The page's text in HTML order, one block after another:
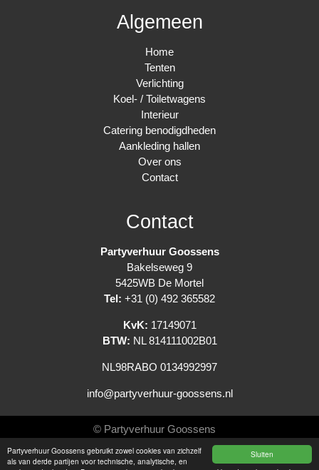
Sluiten
Partyverhuur Goossens gebruikt zowel cookies van zichzelf
als van derde partijen voor technische, analytische, en
Algemeen
Home
Tenten
Verlichting
Koel- / Toiletwagens
Interieur
Catering benodigdheden
Aankleding hallen
Over ons
Contact
Contact
Partyverhuur Goossens
Bakelseweg 9
5425WB De Mortel
Tel: +31 (0) 492 365582
KvK: 17149071
BTW: NL 814111002B01
NL98RABO 0134992997
info@partyverhuur-goossens.nl
© Partyverhuur Goossens
Algemene voorwaarden